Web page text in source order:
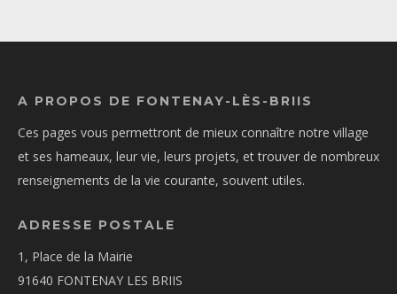
A PROPOS DE FONTENAY-LÈS-BRIIS
Ces pages vous permettront de mieux connaître notre village
et ses hameaux, leur vie, leurs projets, et trouver de nombreux
renseignements de la vie courante, souvent utiles.
ADRESSE POSTALE
1, Place de la Mairie
91640 FONTENAY LES BRIIS